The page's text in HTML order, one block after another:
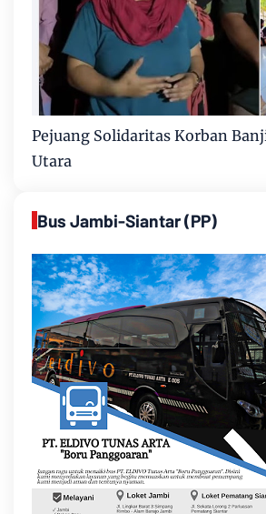
Pejuang Solidaritas Korban
Utara
Bus Jambi-Siantar (PP)